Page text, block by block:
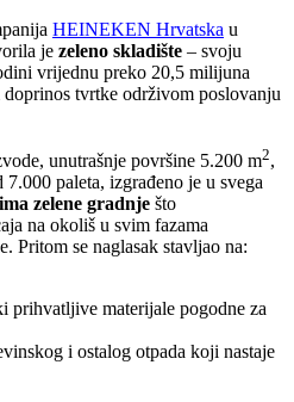
HEINEKEN Hrvatska u
je zeleno skladište – svoju
vrijednu preko 20,5 milijuna
tvrtke održivom poslovanju
unutrašnje površine 5.200 m2,
paleta, izgrađeno je u svega
zelene gradnje što
na okoliš u svim fazama
Pritom se naglasak stavljao na:
prihvatljive materijale pogodne za
i ostalog otpada koji nastaje